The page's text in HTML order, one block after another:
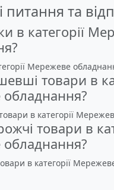
та
в категорії
Мережеве
товари в
в категорії
товари в
в категорії